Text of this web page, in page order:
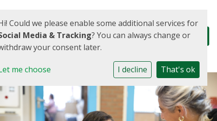
Could we please enable some additional services for
Media & Tracking? You can always change or
your consent later.
me choose I decline That's ok